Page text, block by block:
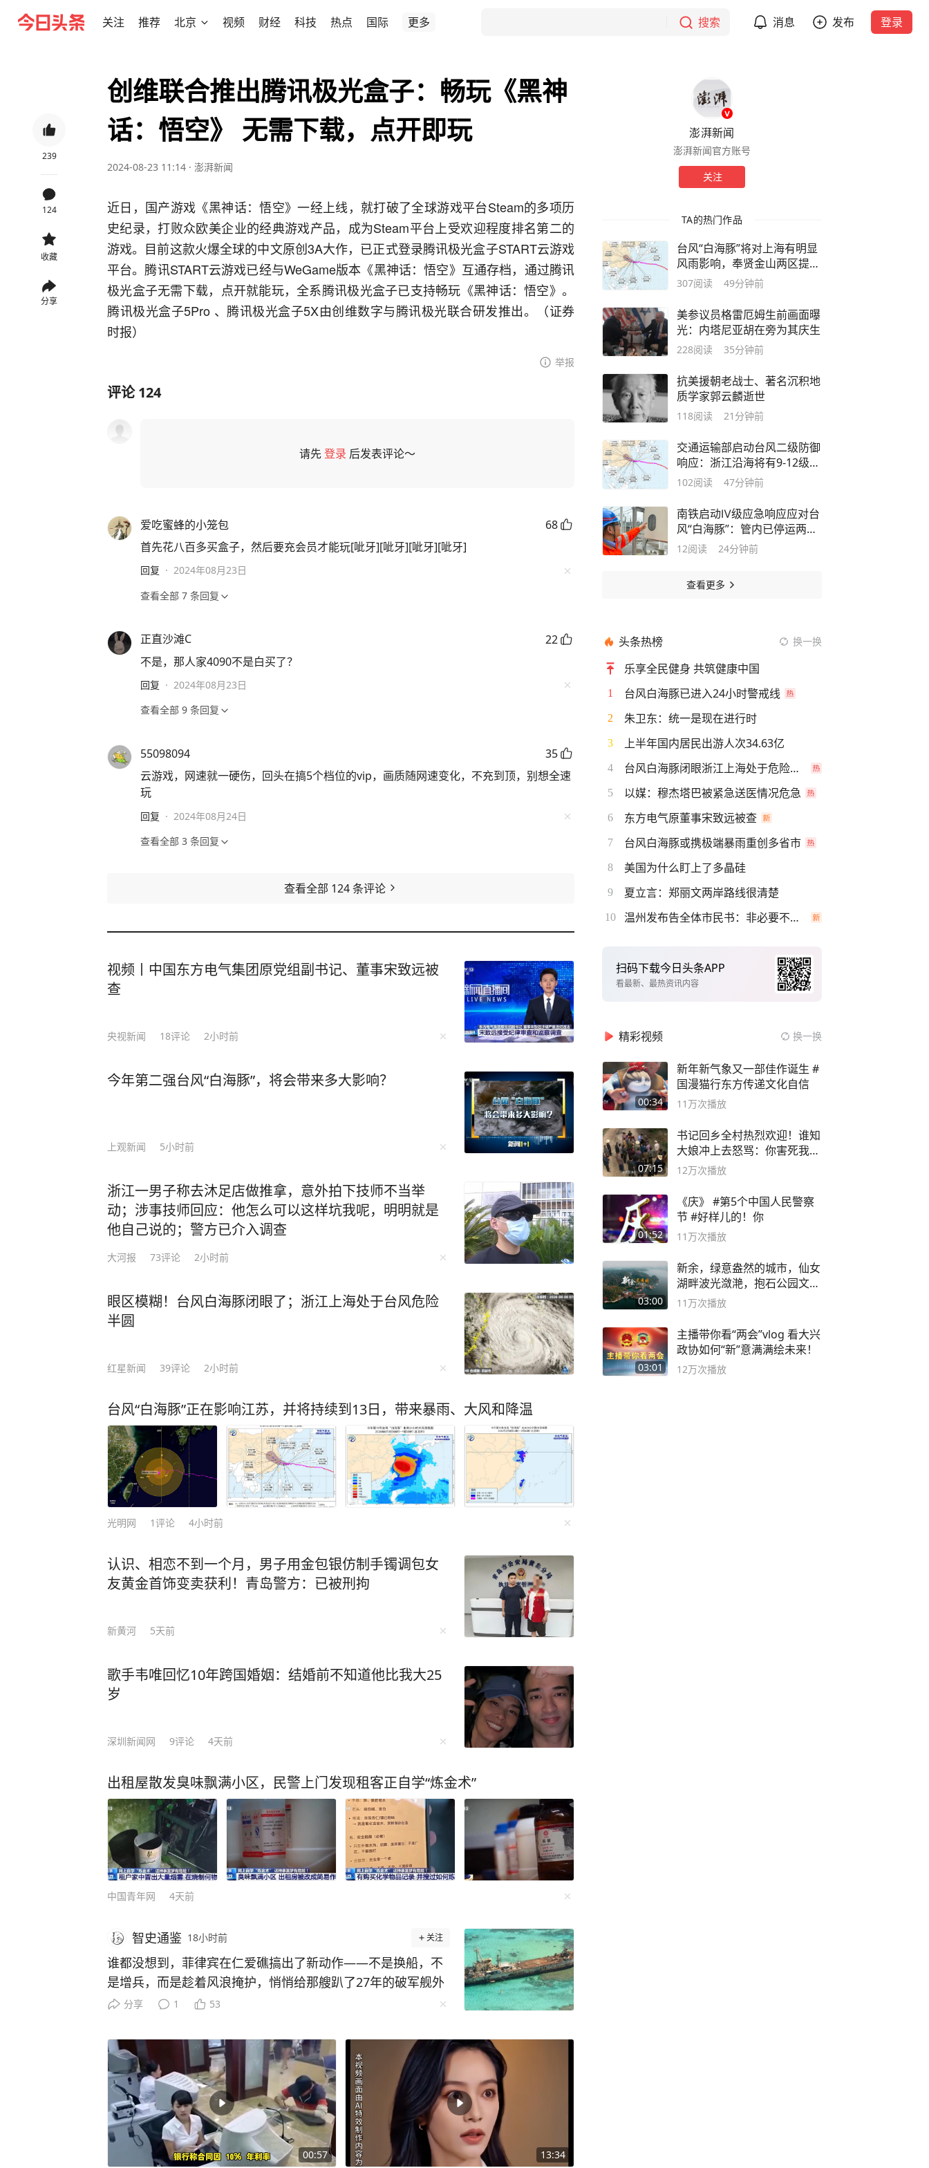
关注 推荐 北京 视频 财经 科技 热点 国际 更多 搜索 消息 发布 登录
239
124
收藏
分享
创维联合推出腾讯极光盒子：畅玩《黑神
话：悟空》 无需下载，点开即玩
2024-08-23 11:14 · 澎湃新闻
近日，国产游戏《黑神话：悟空》一经上线，就打破了全球游戏平台Steam的多项历
史纪录，打败众欧美企业的经典游戏产品，成为Steam平台上受欢迎程度排名第二的
游戏。目前这款火爆全球的中文原创3A大作，已正式登录腾讯极光盒子START云游戏
平台。腾讯START云游戏已经与WeGame版本《黑神话：悟空》互通存档，通过腾讯
极光盒子无需下载，点开就能玩，全系腾讯极光盒子已支持畅玩《黑神话：悟空》。
腾讯极光盒子5Pro 、腾讯极光盒子5X由创维数字与腾讯极光联合研发推出。（证券
时报）
举报
评论124
请先登录 后发表评论～
爱吃蜜蜂的小笼包
68
首先花八百多买盒子，然后要充会员才能玩[呲牙][呲牙][呲牙][呲牙]
回复 · 2024年08月23日
查看全部 7 条回复
正直沙滩C
22
不是，那人家4090不是白买了？
回复 · 2024年08月23日
查看全部 9 条回复
55098094
35
云游戏，网速就一硬伤，回头在搞5个档位的vip，画质随网速变化，不充到顶，别想全速
玩
回复 · 2024年08月24日
查看全部 3 条回复
查看全部 124条评论
视频丨中国东方电气集团原党组副书记、董事宋致远被
查
央视新闻 18评论 2小时前
今年第二强台风“白海豚”，将会带来多大影响？
上观新闻 5小时前
浙江一男子称去沐足店做推拿，意外拍下技师不当举
动；涉事技师回应：他怎么可以这样坑我呢，明明就是
他自己说的；警方已介入调查
大河报 73评论 2小时前
眼区模糊！台风白海豚闭眼了；浙江上海处于台风危险
半圆
红星新闻 39评论 2小时前
台风“白海豚”正在影响江苏，并将持续到13日，带来暴雨、大风和降温
光明网 1评论 4小时前
认识、相恋不到一个月，男子用金包银仿制手镯调包女
友黄金首饰变卖获利！青岛警方：已被刑拘
新黄河 5天前
歌手韦唯回忆10年跨国婚姻：结婚前不知道他比我大25
岁
深圳新闻网 9评论 4天前
出租屋散发臭味飘满小区，民警上门发现租客正自学“炼金术”
中国青年网 4天前
智史通鉴 18小时前 关注
谁都没想到，菲律宾在仁爱礁搞出了新动作——不是换船，不
是增兵，而是趁着风浪掩护，悄悄给那艘趴了27年的破军舰外
面拉上崭新粗缆绳、打下固定桩、围上隔离浮标。 这一幕被
台风过后的海面乱流作掩护，绕着坐滩的“马德雷山”号来回穿
梭。 施工人员戴着安全帽，在礁盘上砸下钢钎固定桩，手腕
粗的新缆绳一头拴住舰体，一头死死锚在礁石上，船身四周还
拉起一圈橙黄色隔离浮标，硬生生在礁盘上圈出了一片区域。
很多人可能没意识到这波操作的阴险之处。在此之前，菲律宾
给破船“续命”的方式，还停留在偷偷夹带水泥、钢筋上船，修
补内部锈蚀的舱壁，顶多算是“室内装修”。可这一次，它直接
分享 1 53
00:57 13:34
澎湃新闻
澎湃新闻官方账号
关注
TA的热门作品
台风“白海豚”将对上海有明显
风雨影响，奉贤金山两区提前
开闸排水
307阅读 49分钟前
美参议员格雷厄姆生前画面曝
光：内塔尼亚胡在旁为其庆生
228阅读 35分钟前
抗美援朝老战士、著名沉积地
质学家郭云麟逝世
118阅读 21分钟前
交通运输部启动台风二级防御
响应：浙江沿海将有9-12级大
风
102阅读 47分钟前
南铁启动Ⅳ级应急响应应对台
风“白海豚”：管内已停运两趟
列车
12阅读 24分钟前
查看更多
头条热榜 换一换
乐享全民健身 共筑健康中国
1 台风白海豚已进入24小时警戒线
2 朱卫东：统一是现在进行时
3 上半年国内居民出游人次34.63亿
4 台风白海豚闭眼浙江上海处于危险半圆
5 以媒：穆杰塔巴被紧急送医情况危急
6 东方电气原董事宋致远被查
7 台风白海豚或携极端暴雨重创多省市
8 美国为什么盯上了多晶硅
9 夏立言：郑丽文两岸路线很清楚
10 温州发布告全体市民书：非必要不外出
扫码下载今日头条APP
看最新、最热资讯内容
精彩视频 换一换
00:34
新年新气象又一部佳作诞生 #
国漫猫行东方传递文化自信
11万次播放
07:15
书记回乡全村热烈欢迎！谁知
大娘冲上去怒骂：你害死我儿
子
12万次播放
01:52
《庆》 #第5个中国人民警察
节 #好样儿的！你
11万次播放
03:00
新余，绿意盎然的城市，仙女
湖畔波光潋滟，抱石公园文化
深邃……
11万次播放
03:01
主播带你看“两会”vlog 看大兴
政协如何“新”意满满绘未来！
12万次播放